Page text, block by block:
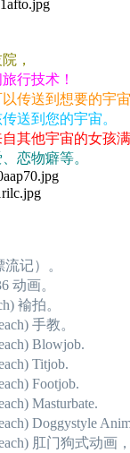
，
行技术！
传送到想要的宇宙
送到您的宇宙。
其他宇宙的女孩
恋物癖等。
记）。
动画。
褕拍。
手教。
Blowjob.
Titjob.
Footjob.
Masturbate.
Doggystyle
肛门狗式动画